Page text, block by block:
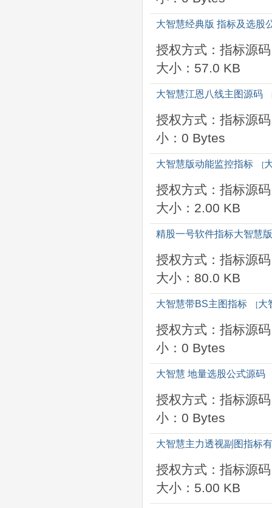
大智慧经典版 指标及选股
授权方式：指标源码
大小：57.0 KB
大智慧江恩八线主图源码
授权方式：指标源码
小：0 Bytes
大智慧版动能监控指标 [
授权方式：指标源码
大小：2.00 KB
精股一号软件指标大智慧
授权方式：指标源码
大小：80.0 KB
大智慧带BS主图指标 [大
授权方式：指标源码
小：0 Bytes
大智慧 地量选股公式源码
授权方式：指标源码
小：0 Bytes
大智慧主力透视副图指标
授权方式：指标源码
大小：5.00 KB